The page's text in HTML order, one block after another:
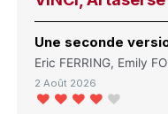
Une seconde
Eric FERRING, Emily
2 Août 2026